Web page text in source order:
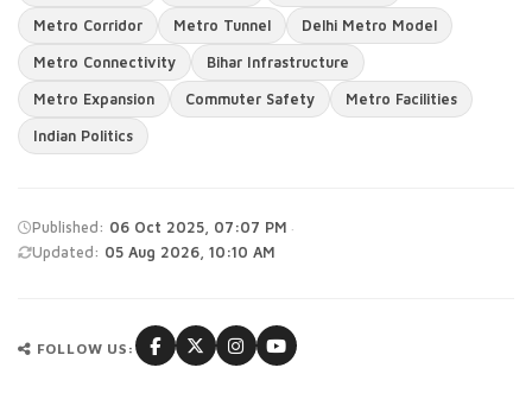
Metro Corridor Metro Tunnel Delhi Metro Model
Metro Connectivity Bihar Infrastructure
Metro Expansion Commuter Safety Metro Facilities
Indian Politics
Published: 06 Oct 2025, 07:07 PM ·
Updated: 05 Aug 2026, 10:10 AM
FOLLOW US: